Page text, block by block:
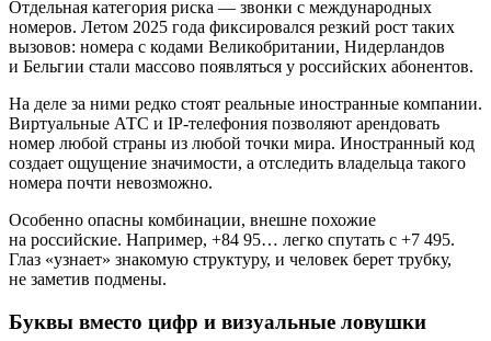
Отдельная категория риска — звонки с международных
номеров. Летом 2025 года фиксировался резкий рост таких
вызовов: номера с кодами Великобритании, Нидерландов
и Бельгии стали массово появляться у российских абонентов.
На деле за ними редко стоят реальные иностранные компании.
Виртуальные АТС и IP-телефония позволяют арендовать
номер любой страны из любой точки мира. Иностранный код
создает ощущение значимости, а отследить владельца такого
номера почти невозможно.
Особенно опасны комбинации, внешне похожие
на российские. Например, +84 95… легко спутать с +7 495.
Глаз «узнает» знакомую структуру, и человек берет трубку,
не заметив подмены.
Буквы вместо цифр и визуальные ловушки